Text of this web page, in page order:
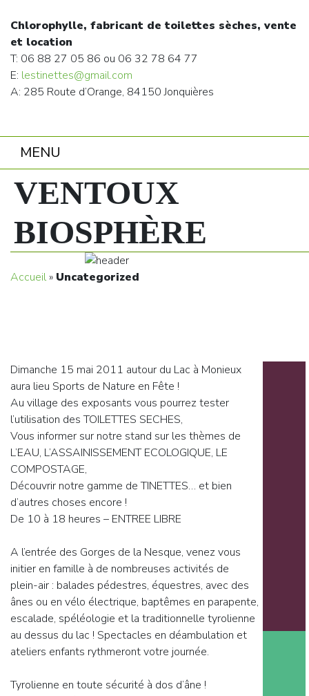
Chlorophylle, fabricant de toilettes sèches, vente
et location
T: 06 88 27 05 86 ou 06 32 78 64 77
E: lestinettes@gmail.com
A: 285 Route d’Orange, 84150 Jonquières
MENU
VENTOUX
BIOSPHÈRE
Accueil» Uncategorized
Dimanche 15 mai 2011 autour du Lac à Monieux
aura lieu Sports de Nature en Fête !
Au village des exposants vous pourrez tester
l’utilisation des TOILETTES SECHES,
Vous informer sur notre stand sur les thèmes de
L’EAU, L’ASSAINISSEMENT ECOLOGIQUE, LE
COMPOSTAGE,
Découvrir notre gamme de TINETTES… et bien
d’autres choses encore !
De 10 à 18 heures – ENTREE LIBRE
A l’entrée des Gorges de la Nesque, venez vous
initier en famille à de nombreuses activités de
plein-air : balades pédestres, équestres, avec des
ânes ou en vélo électrique, baptêmes en parapente,
escalade, spéléologie et la traditionnelle tyrolienne
au dessus du lac ! Spectacles en déambulation et
ateliers enfants rythmeront votre journée.
Tyrolienne en toute sécurité à dos d’âne !